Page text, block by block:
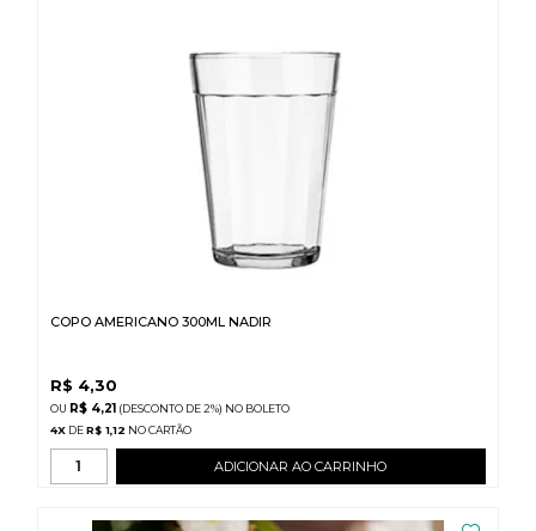
COPO AMERICANO 300ML NADIR
R$ 4,30
R$ 4,21 (DESCONTO DE 2%) NO BOLETO
4X DE R$ 1,12
ADICIONAR AO CARRINHO